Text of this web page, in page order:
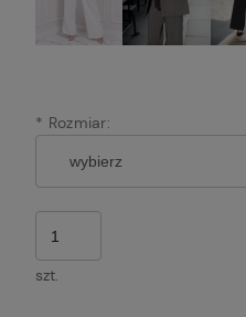
* Rozmiar:
szt.